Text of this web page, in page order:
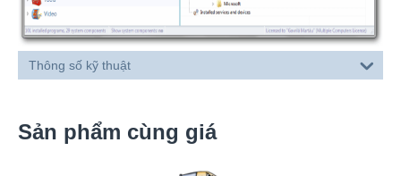
Thông số kỹ thuật
Sản phẩm cùng giá